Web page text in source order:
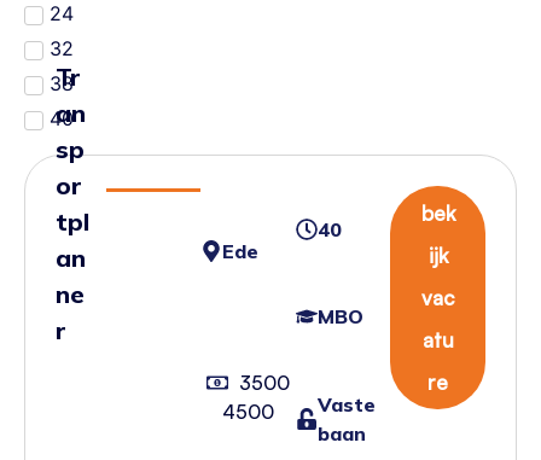
24
32
38
40
Tr
an
sp
or
tpl
an
ne
r
Ede
3500
4500
40
MBO
Vaste
baan
bek
ijk
vac
atu
re